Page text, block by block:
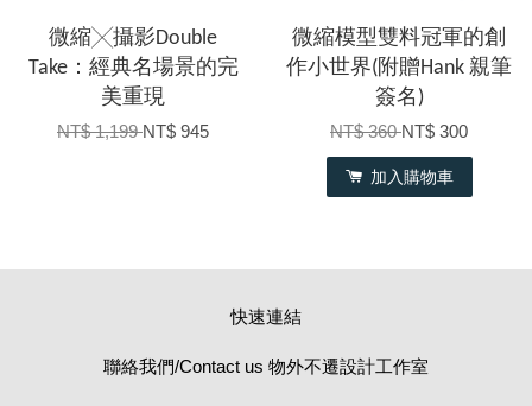
微縮╳攝影Double
Take：經典名場景的完
美重現
NT$ 1,199NT$ 945
微縮模型雙料冠軍的創
作小世界(附贈Hank 親筆
簽名)
NT$ 360NT$ 300
加入購物車
快速連結
聯絡我們/Contact us 物外不遷設計工作室